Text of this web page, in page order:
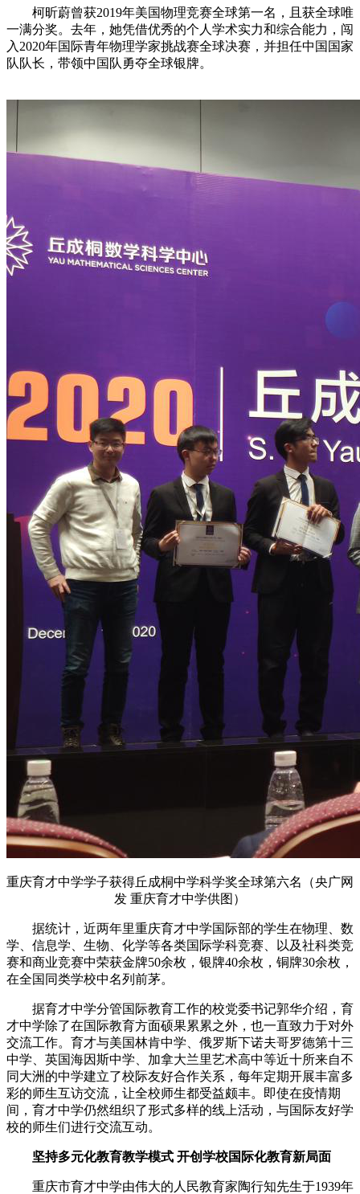
柯昕蔚曾获2019年美国物理竞赛全球第一名，且获全球唯
一满分奖。去年，她凭借优秀的个人学术实力和综合能力，闯
入2020年国际青年物理学家挑战赛全球决赛，并担任中国国家
队队长，带领中国队勇夺全球银牌。
重庆育才中学学子获得丘成桐中学科学奖全球第六名（央广网
发 重庆育才中学供图）
据统计， 近两年里重庆育才中学国际部的学生在物理、数
学、信息学、生物、化学等各类国际学科竞赛、 以及社科类竞
赛和商业竞赛中荣获金牌50余枚，银牌40余枚，铜牌30余枚，
在全国同类学校中名列前茅。
据育才中学分管国际教育工作的校党委书记郭华介绍，育
才中学除了在国际教育方面硕果累累之外，也一直致力于对外
交流工作。育才与美国林肯中学 、俄罗斯下诺夫哥罗德第十三
中学、英国海因斯中学、加拿大兰里艺术高中等近十所来自不
同大洲的中学建立了校际友好合作关系 ， 每年定期开展丰富多
彩的师生互访交流 ，让全校师生都受益颇丰。即使在疫情期
间，育才中学仍然组织了形式多样的线上活动，与国际友好学
校的师生们进行交流互动。
坚持多元化教育教学模式 开创学校国际化教育新局面
重庆市育才中学由伟大的人民教育家陶行知先生于1939年